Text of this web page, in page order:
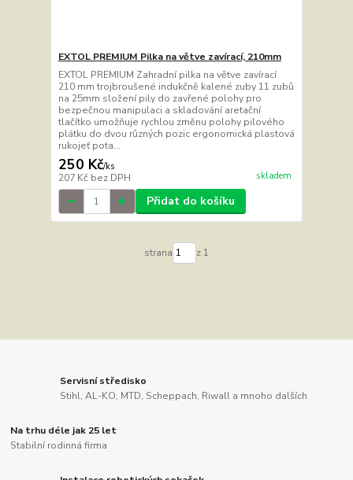
EXTOL PREMIUM Pilka na větve zavírací, 210mm
EXTOL PREMIUM Zahradní pilka na větve zavírací
210 mm trojbroušené indukčně kalené zuby 11 zubů
na 25mm složení pily do zavřené polohy pro
bezpečnou manipulaci a skladování aretační
tlačítko umožňuje rychlou změnu polohy pilového
plátku do dvou různých pozic ergonomická plastová
rukojeť pota...
250 Kč/ks
207 Kč bez DPH skladem
Přidat do košíku
strana z 1
Servisní středisko
Stihl, AL-KO, MTD, Scheppach, Riwall a mnoho dalších
Na trhu déle jak 25 let
Stabilní rodinná firma